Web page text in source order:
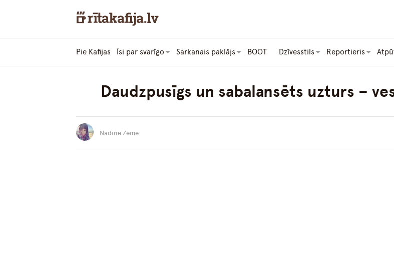
Pie Kafijas Īsi par svarīgo Sarkanais paklājs BOOT Dzīvesstils Reportieris
Daudzpusīgs un sabalansēts uzturs –
Nadīne Zeme